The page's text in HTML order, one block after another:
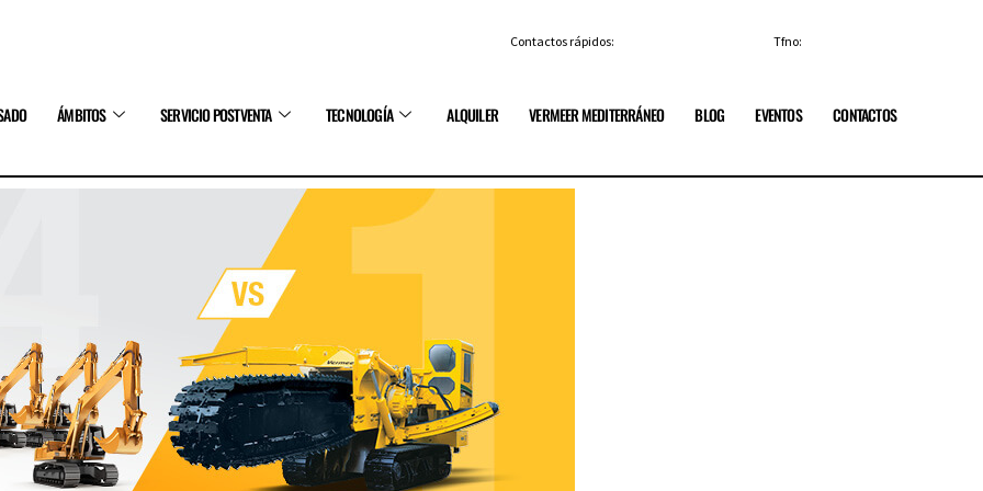
Contactos rápidos: Tfno:
ÁMBITOS SERVICIO POSTVENTA TECNOLOGÍA ALQUILER VERMEER MEDITERRÁNEO BLOG EVENTOS CONTACTOS